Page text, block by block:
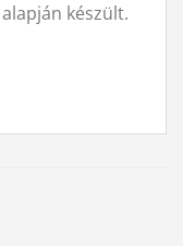
készült.